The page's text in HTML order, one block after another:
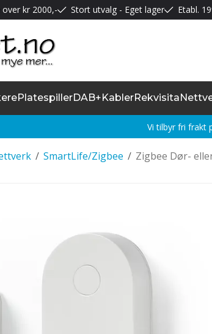
kr 2000,- Stort utvalg - Eget lager Etabl.
PlatespillerDAB+KablerRekvisita
Vi tilbyr fri frakt
/ /
SmartLife/Zigbee Zigbee Dør-